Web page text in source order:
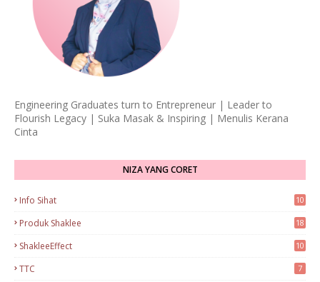
Engineering Graduates turn to Entrepreneur | Leader to
Flourish Legacy | Suka Masak & Inspiring | Menulis Kerana
Cinta
NIZA YANG CORET
Info Sihat 10
Produk Shaklee 18
ShakleeEffect 10
TTC 7